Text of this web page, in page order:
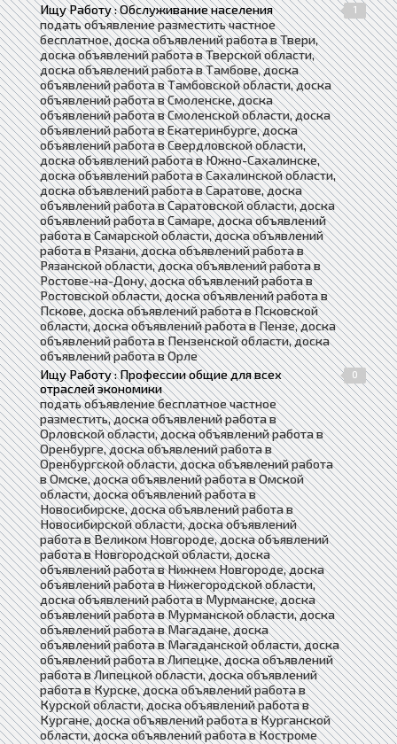
Ищу Работу : Обслуживание населения
1
подать объявление разместить частное
бесплатное, доска объявлений работа в Твери,
доска объявлений работа в Тверской области,
доска объявлений работа в Тамбове, доска
объявлений работа в Тамбовской области, доска
объявлений работа в Смоленске, доска
объявлений работа в Смоленской области, доска
объявлений работа в Екатеринбурге, доска
объявлений работа в Свердловской области,
доска объявлений работа в Южно-Сахалинске,
доска объявлений работа в Сахалинской области,
доска объявлений работа в Саратове, доска
объявлений работа в Саратовской области, доска
объявлений работа в Самаре, доска объявлений
работа в Самарской области, доска объявлений
работа в Рязани, доска объявлений работа в
Рязанской области, доска объявлений работа в
Ростове-на-Дону, доска объявлений работа в
Ростовской области, доска объявлений работа в
Пскове, доска объявлений работа в Псковской
области, доска объявлений работа в Пензе, доска
объявлений работа в Пензенской области, доска
объявлений работа в Орле
Ищу Работу : Профессии общие для всех
отраслей экономики
0
подать объявление бесплатное частное
разместить, доска объявлений работа в
Орловской области, доска объявлений работа в
Оренбурге, доска объявлений работа в
Оренбургской области, доска объявлений работа
в Омске, доска объявлений работа в Омской
области, доска объявлений работа в
Новосибирске, доска объявлений работа в
Новосибирской области, доска объявлений
работа в Великом Новгороде, доска объявлений
работа в Новгородской области, доска
объявлений работа в Нижнем Новгороде, доска
объявлений работа в Нижегородской области,
доска объявлений работа в Мурманске, доска
объявлений работа в Мурманской области, доска
объявлений работа в Магадане, доска
объявлений работа в Магаданской области, доска
объявлений работа в Липецке, доска объявлений
работа в Липецкой области, доска объявлений
работа в Курске, доска объявлений работа в
Курской области, доска объявлений работа в
Кургане, доска объявлений работа в Курганской
области, доска объявлений работа в Костроме